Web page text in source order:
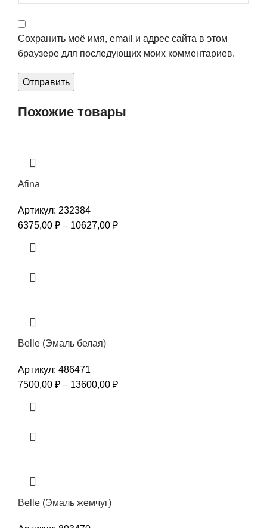
Сохранить моё имя, email и адрес сайта в этом
браузере для последующих моих комментариев.
Похожие товары
Afina
Артикул: 232384
6375,00 ₽ – 10627,00 ₽
Belle (Эмаль белая)
Артикул: 486471
7500,00 ₽ – 13600,00 ₽
Belle (Эмаль жемчуг)